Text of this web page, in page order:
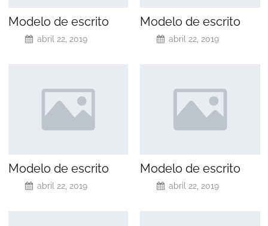
Modelo de escrito
abril 22, 2019
Modelo de escrito
abril 22, 2019
Modelo de escrito
abril 22, 2019
Modelo de escrito
abril 22, 2019